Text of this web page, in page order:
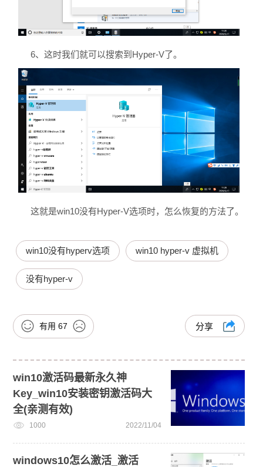
6、这时我们就可以搜索到Hyper-V了。
这就是win10没有Hyper-V选项时，怎么恢复的方法了。
win10没有hyperv选项 win10 hyper-v 虚拟机
没有hyper-v
有用 67 分享
win10激活码最新永久神
Key_win10安装密钥激活码大
全(亲测有效)
1000 2022/11/04
windows10怎么激活_激活